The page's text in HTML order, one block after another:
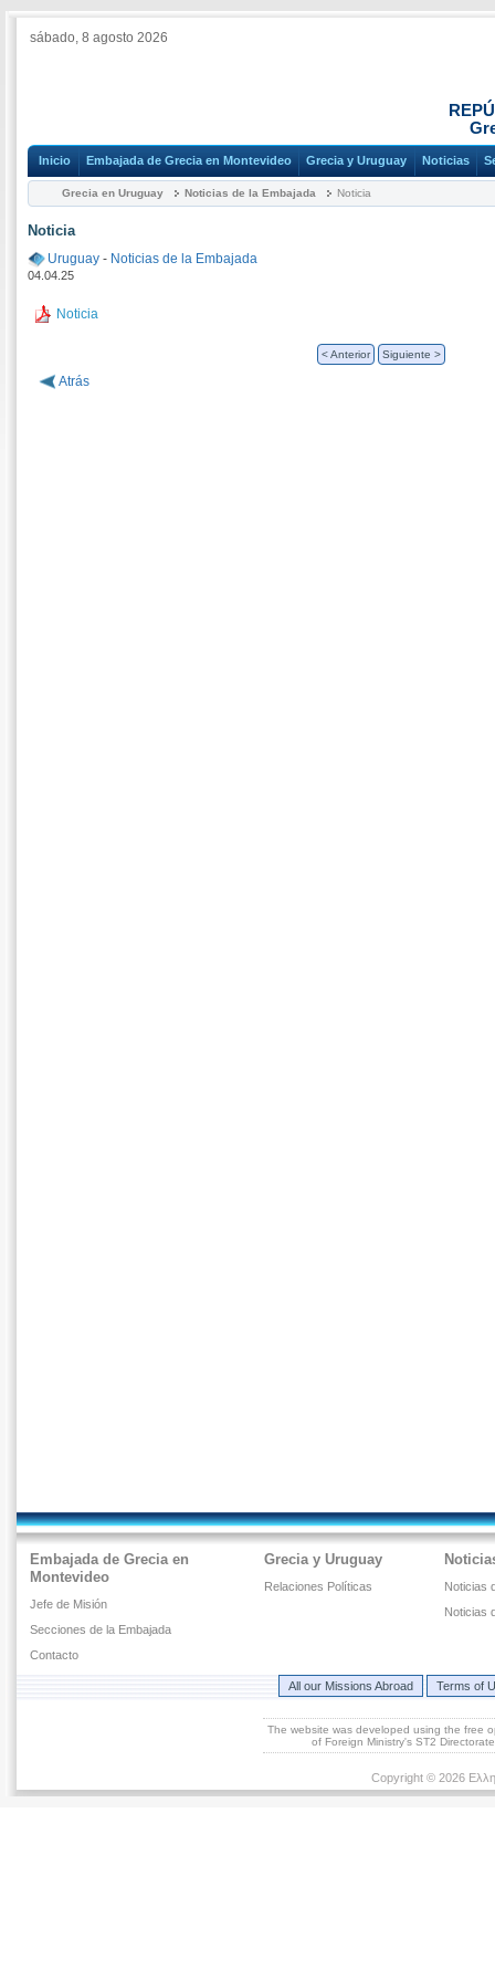
sábado, 8 agosto 2026
Inicio Embajada de Grecia en Montevideo Grecia y Uruguay Noticias
Grecia en Uruguay Noticias de la Embajada Noticia
Noticia
Uruguay - Noticias de la Embajada
04.04.25
Noticia
< Anterior Siguiente >
Atrás
Embajada de Grecia en
Montevideo
Jefe de Misión
Secciones de la Embajada
Contacto
Grecia y Uruguay
Relaciones Políticas
Noticias
Noticias
All our Missions Abroad Terms of
The website was developed using the free
of Foreign Ministry's ST2
Copyright © 2026